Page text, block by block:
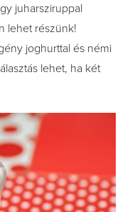
juharsziruppal
lehet részünk!
joghurttal és némi
lehet, ha két